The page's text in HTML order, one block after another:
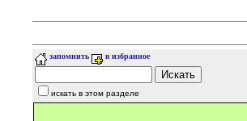
запомнить в избранное
искать в этом разделе